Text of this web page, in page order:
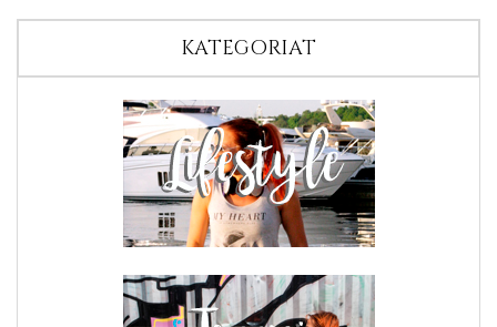
KATEGORIAT